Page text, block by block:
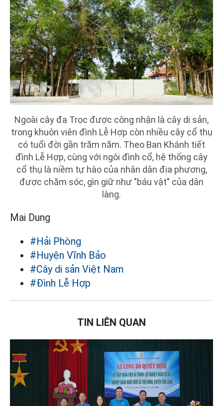
Ngoài cây đa Trọc được công nhận là cây di sản,
trong khuôn viên đình Lễ Hợp còn nhiều cây cổ thụ
có tuổi đời gần trăm năm. Theo Ban Khánh tiết
đình Lễ Hợp, cùng với ngôi đình cổ, hệ thống cây
cổ thụ là niềm tự hào của nhân dân địa phương,
được chăm sóc, gìn giữ như "báu vật" của dân
làng.
Mai Dung
#Hải Phòng
#Huyện Vĩnh Bảo
#Cây di sản Việt Nam
#Đình Lễ Hợp
TIN LIÊN QUAN